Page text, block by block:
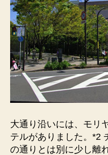
大通り沿いには、モリ
テルがありました。*2
の通りとは別に少し離